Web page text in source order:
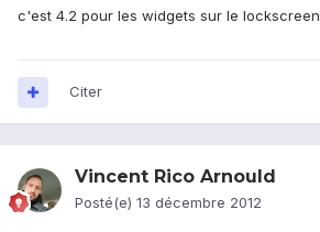
c'est 4.2 pour les widgets sur le lockscreen
Citer
Vincent Rico Arnould
Posté(e) 13 décembre 2012